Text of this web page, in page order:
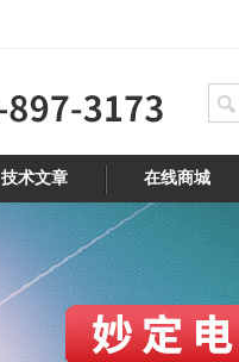
技术文章 在线商城